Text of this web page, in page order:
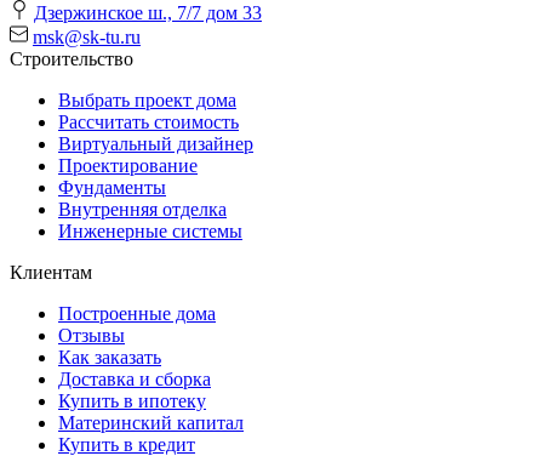
Дзержинское ш., 7/7 дом 33
msk@sk-tu.ru
Строительство
Выбрать проект дома
Рассчитать стоимость
Виртуальный дизайнер
Проектирование
Фундаменты
Внутренняя отделка
Инженерные системы
Клиентам
Построенные дома
Отзывы
Как заказать
Доставка и сборка
Купить в ипотеку
Материнский капитал
Купить в кредит